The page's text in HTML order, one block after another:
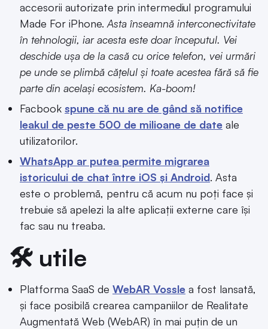
accesorii autorizate prin intermediul programului
Made For iPhone. Asta înseamnă interconectivitate
în tehnologii, iar acesta este doar începutul. Vei
deschide ușa de la casă cu orice telefon, vei urmări
pe unde se plimbă cățelul și toate acestea fără să fie
parte din același ecosistem. Ka-boom!
Facbook spune că nu are de gând să notifice
leakul de peste 500 de milioane de date ale
utilizatorilor.
WhatsApp ar putea permite migrarea
istoricului de chat între iOS și Android. Asta
este o problemă, pentru că acum nu poți face și
trebuie să apelezi la alte aplicații externe care își
fac sau nu treaba.
🛠️ utile
Platforma SaaS de WebAR Vossle a fost lansată,
și face posibilă crearea campaniilor de Realitate
Augmentată Web (WebAR) în mai puțin de un